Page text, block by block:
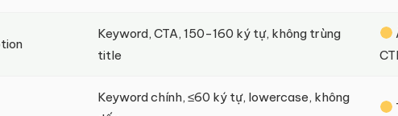
Keyword, CTA, 150-160 ký tự, không trùng
title
Keyword chính, ≤60 ký tự, lowercase, không